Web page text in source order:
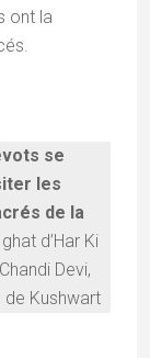
ont la
se
les
de la
d’Har Ki
Devi,
de Kushwart